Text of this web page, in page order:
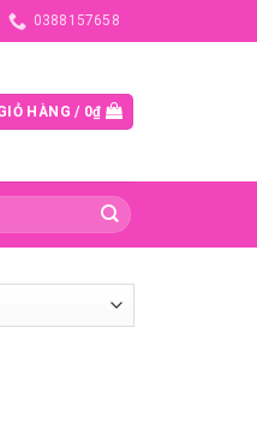
0388157658
HÀNG / 0₫